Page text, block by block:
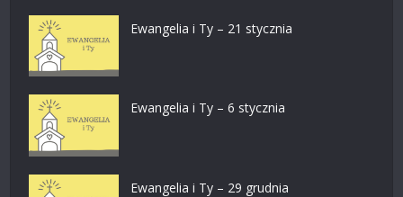
Ewangelia i Ty – 21 stycznia
Ewangelia i Ty – 6 stycznia
Ewangelia i Ty – 29 grudnia